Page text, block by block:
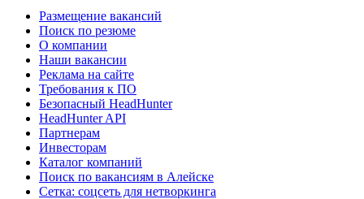
Размещение вакансий
Поиск по резюме
О компании
Наши вакансии
Реклама на сайте
Требования к ПО
Безопасный HeadHunter
HeadHunter API
Партнерам
Инвесторам
Каталог компаний
Поиск по вакансиям в Алейске
Сетка: соцсеть для нетворкинга